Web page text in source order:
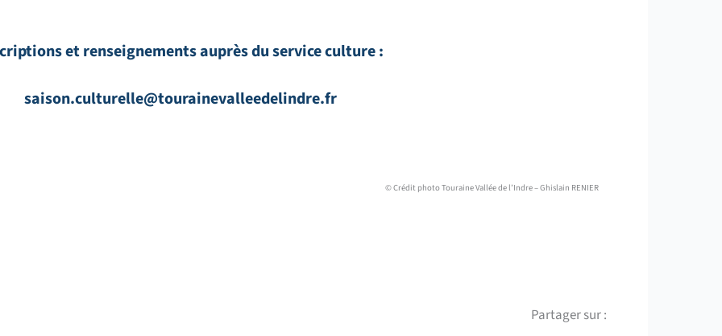
et renseignements auprès du service culture :
saison.culturelle@tourainevalleedelindre.fr
© Crédit photo Touraine Vallée de l’Indre – Ghislain RENIER
Partager sur :